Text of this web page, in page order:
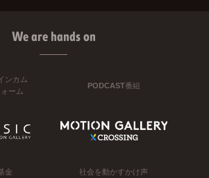
We are hands on
ンカム
ーム
PODCAST番組
金 社会を動かすかけ声